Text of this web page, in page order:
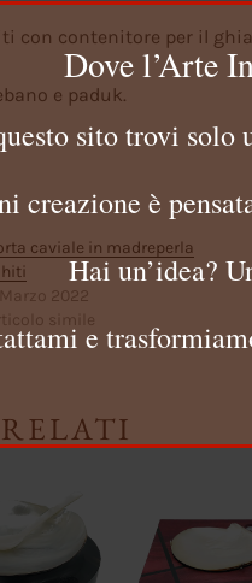
con contenitore per il
e paduk.
caviale in madreperla
2022
simile
Dove l’Arte
sito trovi solo
creazione è
Hai un’idea?
e